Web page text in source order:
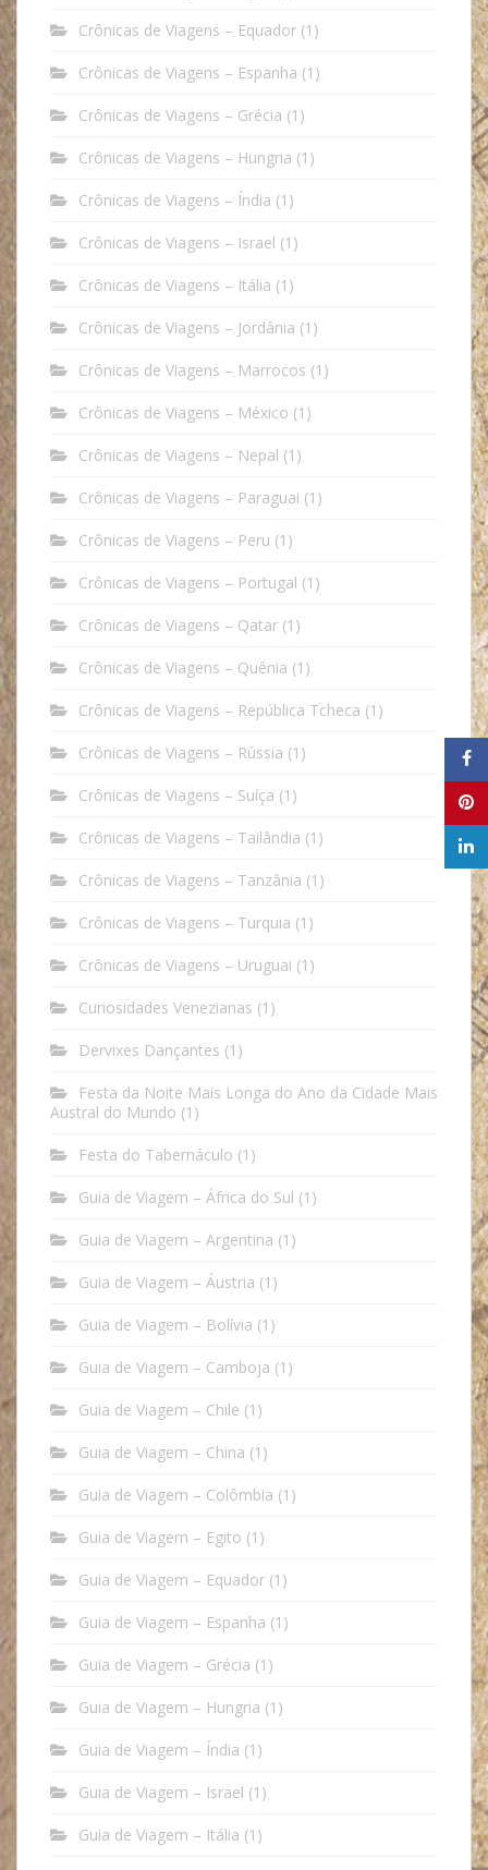
Crônicas de Viagens – Equador (1)
Crônicas de Viagens – Espanha (1)
Crônicas de Viagens – Grécia (1)
Crônicas de Viagens – Hungria (1)
Crônicas de Viagens – Índia (1)
Crônicas de Viagens – Israel (1)
Crônicas de Viagens – Itália (1)
Crônicas de Viagens – Jordânia (1)
Crônicas de Viagens – Marrocos (1)
Crônicas de Viagens – México (1)
Crônicas de Viagens – Nepal (1)
Crônicas de Viagens – Paraguai (1)
Crônicas de Viagens – Peru (1)
Crônicas de Viagens – Portugal (1)
Crônicas de Viagens – Qatar (1)
Crônicas de Viagens – Quênia (1)
Crônicas de Viagens – República Tcheca (1)
Crônicas de Viagens – Rússia (1)
Crônicas de Viagens – Suíça (1)
Crônicas de Viagens – Tailândia (1)
Crônicas de Viagens – Tanzânia (1)
Crônicas de Viagens – Turquia (1)
Crônicas de Viagens – Uruguai (1)
Curiosidades Venezianas (1)
Dervixes Dançantes (1)
Festa da Noite Mais Longa do Ano da Cidade Mais
Austral do Mundo (1)
Festa do Tabernáculo (1)
Guia de Viagem – África do Sul (1)
Guia de Viagem – Argentina (1)
Guia de Viagem – Áustria (1)
Guia de Viagem – Bolívia (1)
Guia de Viagem – Camboja (1)
Guia de Viagem – Chile (1)
Guia de Viagem – China (1)
Guia de Viagem – Colômbia (1)
Guia de Viagem – Egito (1)
Guia de Viagem – Equador (1)
Guia de Viagem – Espanha (1)
Guia de Viagem – Grécia (1)
Guia de Viagem – Hungria (1)
Guia de Viagem – Índia (1)
Guia de Viagem – Israel (1)
Guia de Viagem – Itália (1)